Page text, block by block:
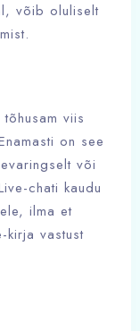
võib oluliselt
viis
on see
või
chati kaudu
ilma et
vastust